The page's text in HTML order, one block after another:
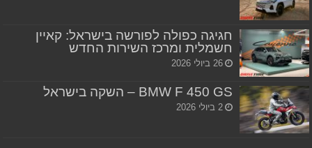
חגיגה כפולה לפורשה בישראל: קאיין
חשמלית ומרכז השירות החדש
26 ביולי 2026
BMW F 450 GS – השקה בישראל
2 ביולי 2026